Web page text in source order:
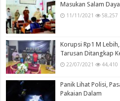
Masukan Salam
11/11/2021 58,257
Korupsi Rp1 M
Tarusan Ditangkap
22/07/2021 44,410
Panik Lihat Polisi,
Pakaian Dalam